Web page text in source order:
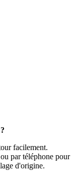
facilement.
par téléphone pour
d'origine.